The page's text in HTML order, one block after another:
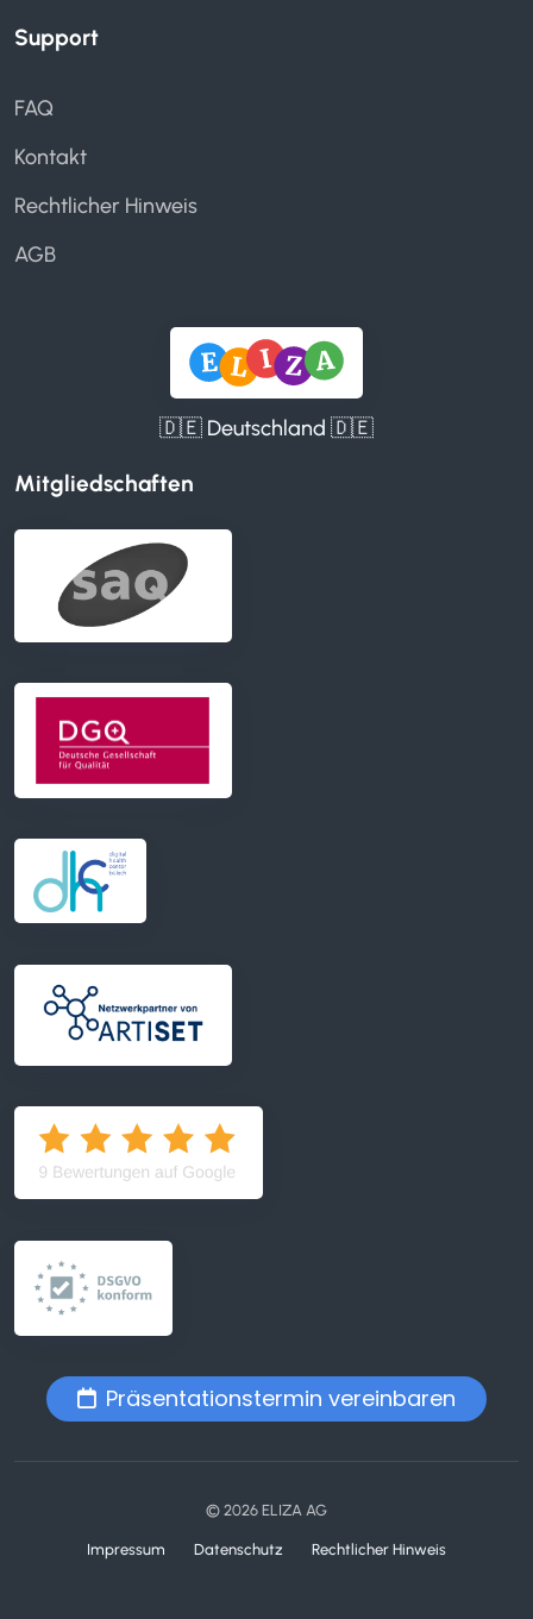
Support
FAQ
Kontakt
Rechtlicher Hinweis
AGB
🇩🇪 Deutschland 🇩🇪
Mitgliedschaften
Präsentationstermin vereinbaren
© 2026 ELIZA AG
Impressum Datenschutz Rechtlicher Hinweis